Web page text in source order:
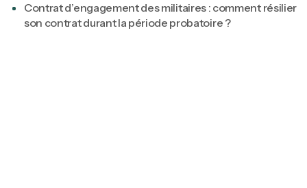
Contrat d’engagement des militaires : comment résilier
son contrat durant la période probatoire ?